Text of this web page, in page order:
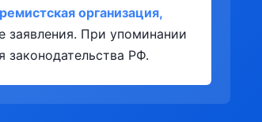
организация,
заявления. При упоминании
законодательства РФ.